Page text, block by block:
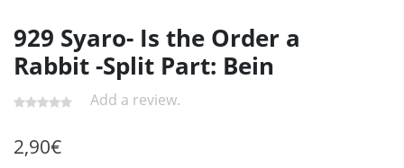
929 Syaro- Is the Order a
Rabbit -Split Part: Bein
Add a review.
2,90€